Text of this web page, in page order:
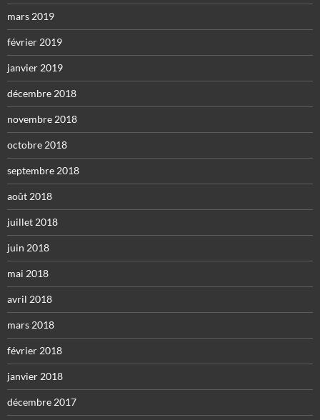
mars 2019
février 2019
janvier 2019
décembre 2018
novembre 2018
octobre 2018
septembre 2018
août 2018
juillet 2018
juin 2018
mai 2018
avril 2018
mars 2018
février 2018
janvier 2018
décembre 2017